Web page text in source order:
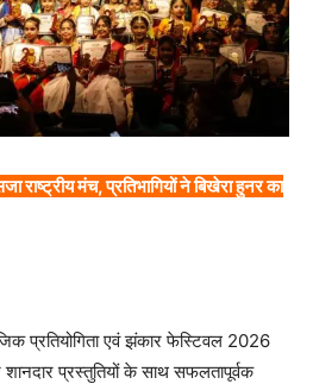
मंच, प्रतिभागियों ने बिखेरा हुनर का
प्रतियोगिता एवं झंकार फेस्टिवल 2026
प्रस्तुतियों के साथ सफलतापूर्वक